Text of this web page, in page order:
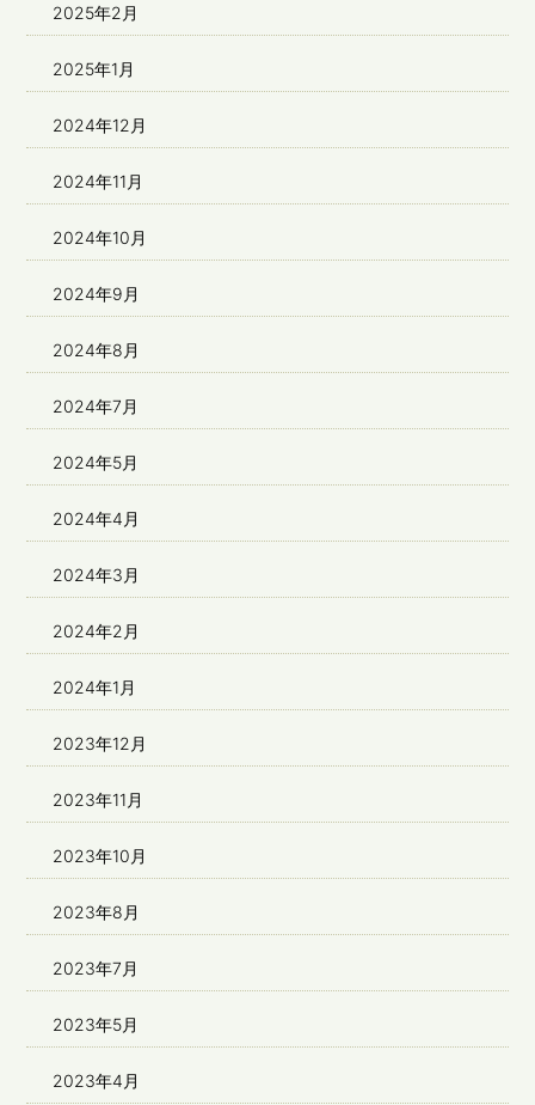
2025年2月
2025年1月
2024年12月
2024年11月
2024年10月
2024年9月
2024年8月
2024年7月
2024年5月
2024年4月
2024年3月
2024年2月
2024年1月
2023年12月
2023年11月
2023年10月
2023年8月
2023年7月
2023年5月
2023年4月